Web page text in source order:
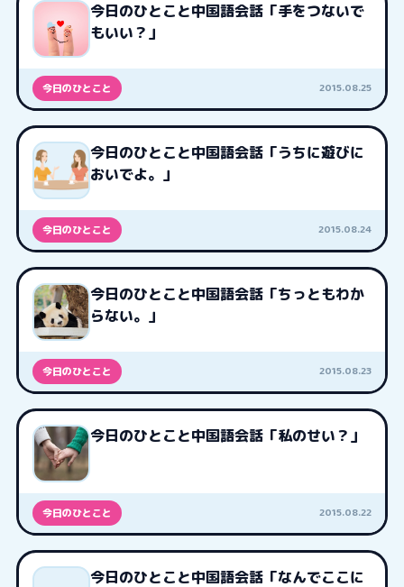
今日のひとこと中国語会話「手をつないで
もいい？」
今日のひとこと 2015.08.25
今日のひとこと中国語会話「うちに遊びに
おいでよ。」
今日のひとこと 2015.08.24
今日のひとこと中国語会話「ちっともわか
らない。」
今日のひとこと 2015.08.23
今日のひとこと中国語会話「私のせい？」
今日のひとこと 2015.08.22
今日のひとこと中国語会話「なんでここに